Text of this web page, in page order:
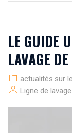
LE GUIDE
LAVAGE
actualités sur
Ligne de